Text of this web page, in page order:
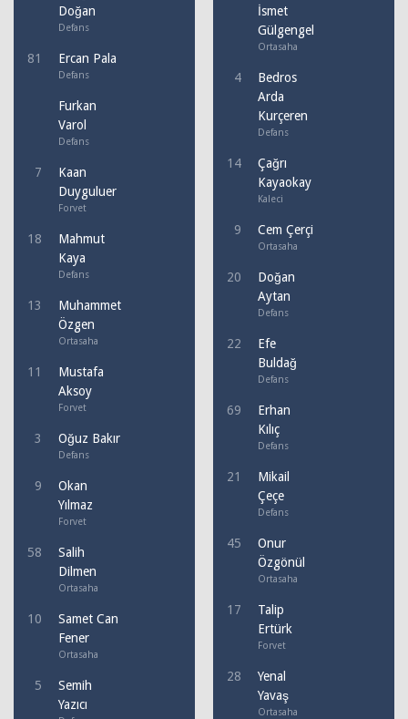
Doğan
Defans
81 Ercan Pala
Defans
Furkan
Varol
Defans
7
Kaan
Duyguluer
Forvet
18
Mahmut
Kaya
Defans
13
Muhammet
Özgen
Ortasaha
11
Mustafa
Aksoy
Forvet
3 Oğuz Bakır
Defans
9
Okan
Yılmaz
Forvet
58
Salih
Dilmen
Ortasaha
10
Samet Can
Fener
Ortasaha
5
Semih
Yazıcı
İsmet
Gülgengel
Ortasaha
4
Bedros
Arda
Kurçeren
Defans
14
Çağrı
Kayaokay
Kaleci
9 Cem Çerçi
Ortasaha
20
Doğan
Aytan
Defans
22
Efe
Buldağ
Defans
69
Erhan
Kılıç
Defans
21
Mikail
Çeçe
Defans
45
Onur
Özgönül
Ortasaha
17
Talip
Ertürk
Forvet
28
Yenal
Yavaş
Ortasaha